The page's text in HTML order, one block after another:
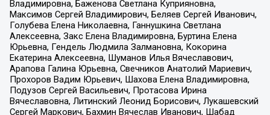
Владимировна, Баженова Светлана Куприяновна,
Максимов Сергей Владимирович, Беляев Сергей Иванович,
Голубева Елена Николаевна, Ганнушкина Светлана
Алексеевна, Закс Елена Владимировна, Буртина Елена
Юрьевна, Гендель Людмила Залмановна, Кокорина
Екатерина Алексеевна, Шуманов Илья Вячеславович,
Арапова Галина Юрьевна, Свечников Анатолий Мариевич,
Прохоров Вадим Юрьевич, Шахова Елена Владимировна,
Подузов Сергей Васильевич, Протасова Ирина
Вячеславовна, Литинский Леонид Борисович, Лукашевский
Сергей Маркович, Бахмин Вячеслав Иванович, Шабад